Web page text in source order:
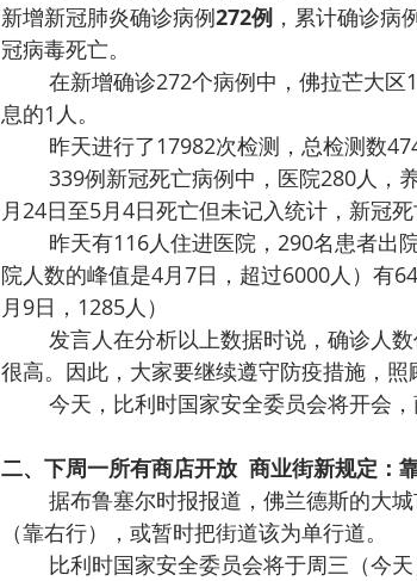
新增新冠肺炎确诊病例272例 ，累计确诊病
冠病毒死亡。
在新增确诊272个病例中，佛拉芒大
息的1人。
昨天进行了17982次检测，总检测数
339例新冠死亡病例中，医院280人，
月24日至5月4日死亡但未记入统计，新冠死
昨天有116人住进医院，290名患者出
院人数的峰值是4月7日，超过6000人）有
月9日，1285人）
发言人在分析以上数据时说，确诊人
很高。因此，大家要继续遵守防疫措施，照
今天，比利时国家安全委员会将开会
二、 下周一所有商店开放  商业街新规定：
据布鲁塞尔时报报道，佛兰德斯的大
（靠右行），或暂时把街道该为单行道。
比利时国家安全委员会将于周三（今